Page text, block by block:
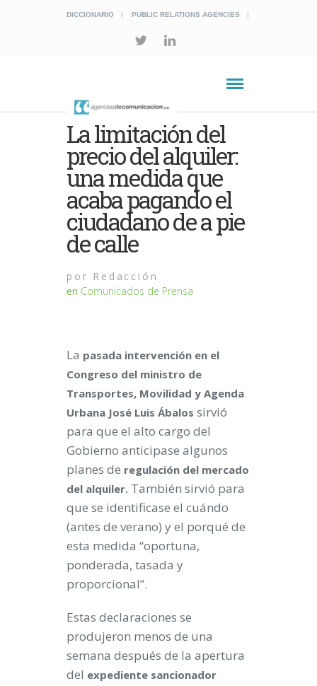
DICCIONARIO PUBLIC RELATIONS AGENCIES
La limitación del
precio del alquiler:
una medida que
acaba pagando el
ciudadano de a pie
de calle
por Redacción
en Comunicados de Prensa
La pasada intervención en el
Congreso del ministro de
Transportes, Movilidad y Agenda
Urbana José Luis Ábalos sirvió
para que el alto cargo del
Gobierno anticipase algunos
planes de regulación del mercado
del alquiler. También sirvió para
que se identificase el cuándo
(antes de verano) y el porqué de
esta medida “oportuna,
ponderada, tasada y
proporcional”.
Estas declaraciones se
produjeron menos de una
semana después de la apertura
del expediente sancionador